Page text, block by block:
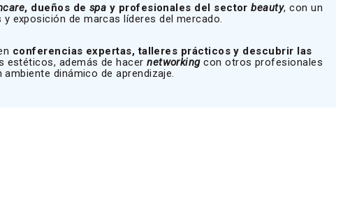
, dueños de spa y profesionales del sectorbeauty, con un
exposición de marcas líderes del mercado.
conferencias expertas, talleres prácticos y descubrir las
estéticos, además de hacernetworkingcon otros profesionales
dinámico de aprendizaje.